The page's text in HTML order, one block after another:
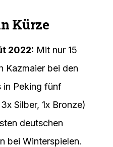
Kürze
2022: Mit nur 15
Kazmaier bei den
in Peking fünf
Silber, 1x Bronze)
deutschen
bei Winterspielen.